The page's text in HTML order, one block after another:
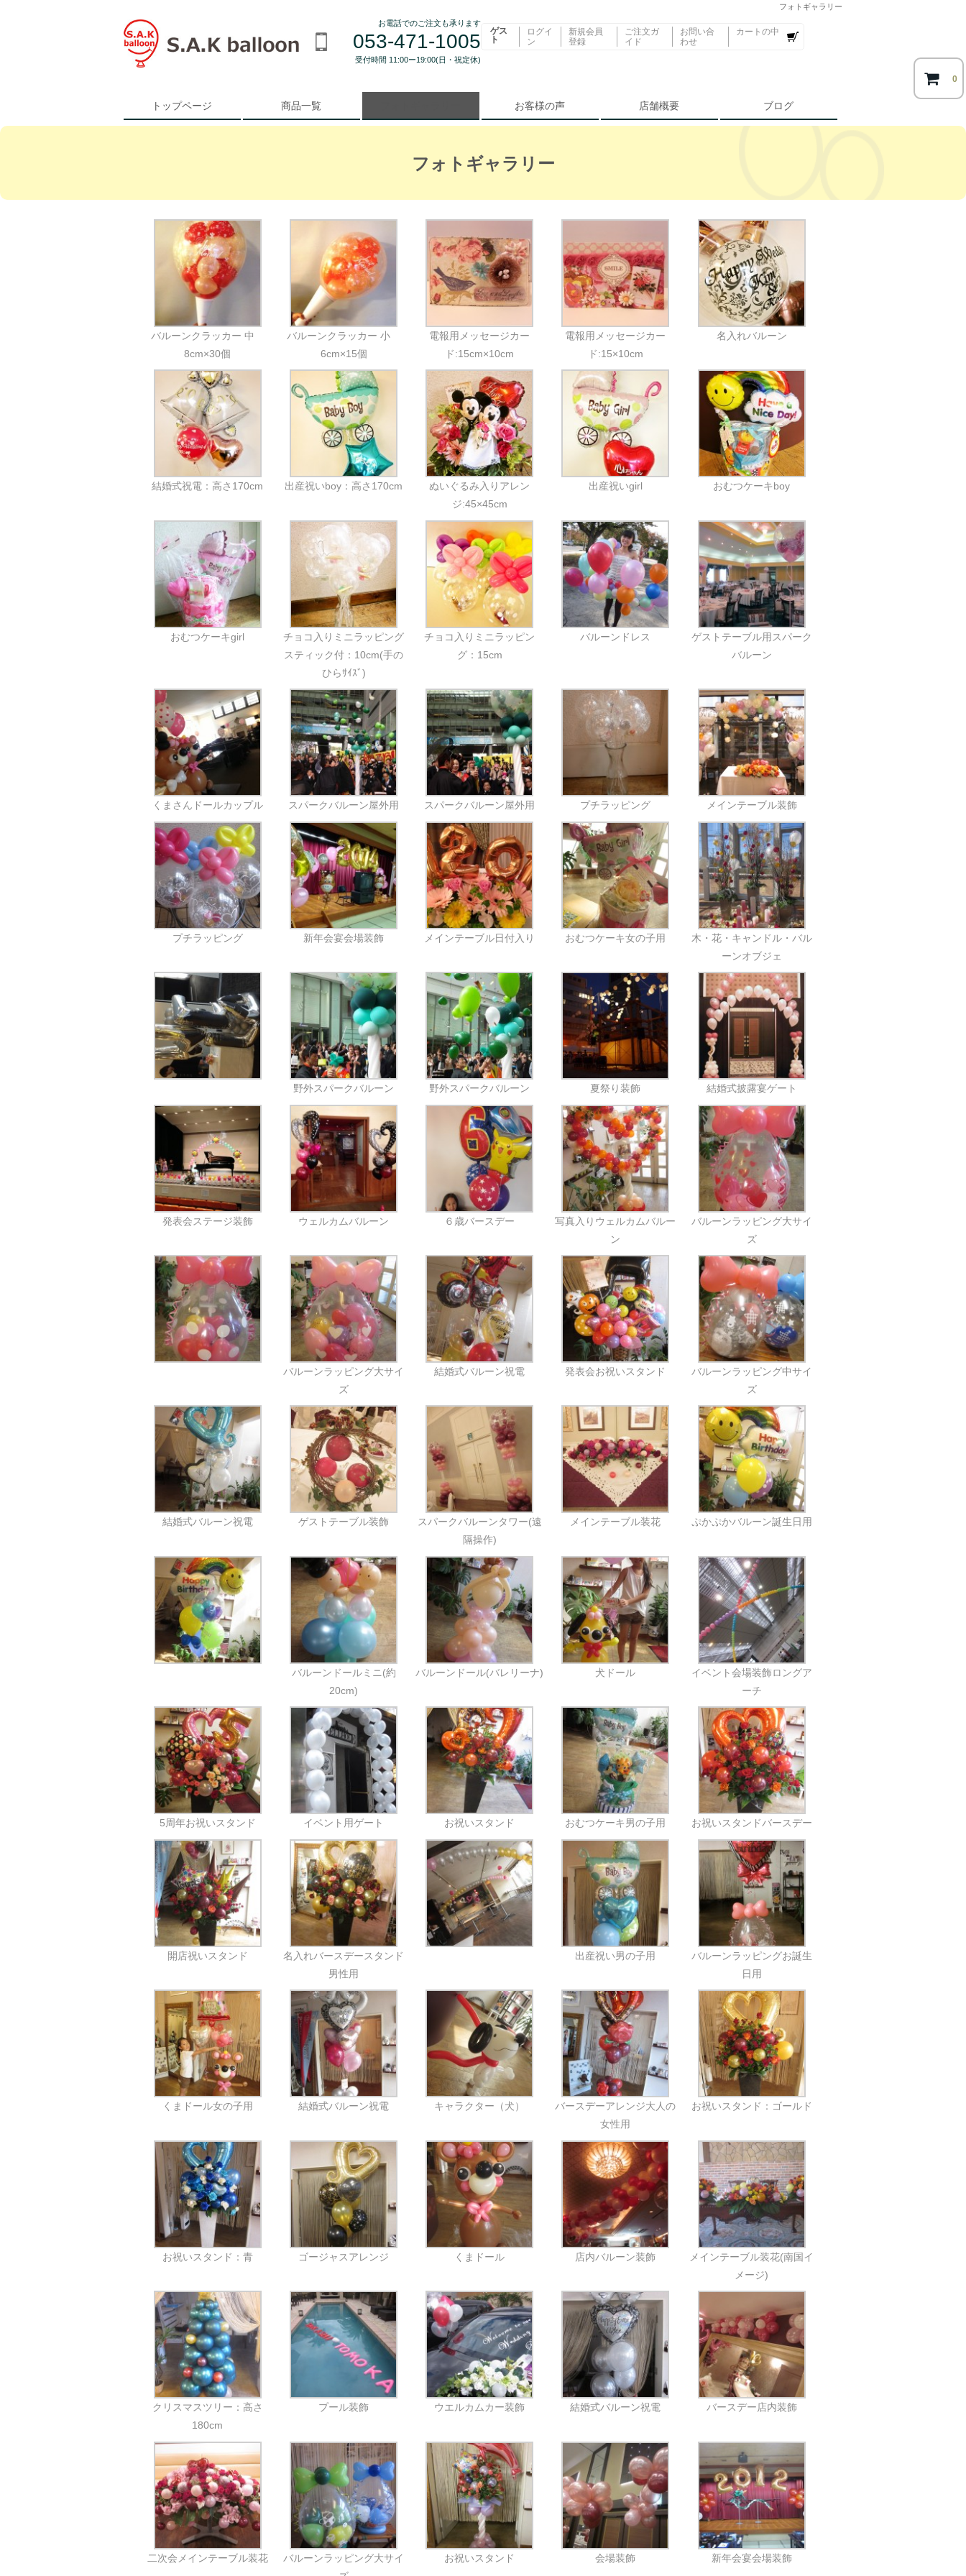
0
フォトギャラリー
お電話でのご注文も承ります
053-471-1005
受付時間 11:00ー19:00(日・祝定休)
ゲス
ト
ログイ
ン
新規会員
登録
ご注文ガ
イド
お問い合
わせ
カートの中
トップページ 商品一覧 お客様の声 店舗概要 ブログ
フォトギャラリー
バルーンクラッカー 中
8cm×30個
バルーンクラッカー 小
6cm×15個
電報用メッセージカー
ド:15cm×10cm
電報用メッセージカー
ド:15×10cm
名入れバルーン
結婚式祝電：高さ170cm 出産祝いboy：高さ170cm
ぬいぐるみ入りアレン
ジ:45×45cm
出産祝いgirl おむつケーキboy
おむつケーキgirl
チョコ入りミニラッピング
スティック付：10cm(手の
ひらｻｲｽﾞ)
チョコ入りミニラッピン
グ：15cm
バルーンドレス
ゲストテーブル用スパーク
バルーン
くまさんドールカップル スパークバルーン屋外用 スパークバルーン屋外用 プチラッピング メインテーブル装飾
プチラッピング 新年会宴会場装飾 メインテーブル日付入り おむつケーキ女の子用
木・花・キャンドル・バル
ーンオブジェ
野外スパークバルーン 野外スパークバルーン 夏祭り装飾 結婚式披露宴ゲート
発表会ステージ装飾 ウェルカムバルーン ６歳バースデー
写真入りウェルカムバルー
ン
バルーンラッピング大サイ
ズ
バルーンラッピング大サイ
ズ
結婚式バルーン祝電 発表会お祝いスタンド
バルーンラッピング中サイ
ズ
結婚式バルーン祝電 ゲストテーブル装飾
スパークバルーンタワー(遠
隔操作)
メインテーブル装花 ぷかぷかバルーン誕生日用
バルーンドールミニ(約
20cm)
バルーンドール(バレリーナ) 犬ドール
イベント会場装飾ロングア
ーチ
5周年お祝いスタンド イベント用ゲート お祝いスタンド おむつケーキ男の子用 お祝いスタンドバースデー
開店祝いスタンド
名入れバースデースタンド
男性用
出産祝い男の子用
バルーンラッピングお誕生
日用
くまドール女の子用 結婚式バルーン祝電 キャラクター（犬）
バースデーアレンジ大人の
女性用
お祝いスタンド：ゴールド
お祝いスタンド：青 ゴージャスアレンジ くまドール 店内バルーン装飾
メインテーブル装花(南国イ
メージ)
クリスマスツリー：高さ
180cm
プール装飾 ウエルカムカー装飾 結婚式バルーン祝電 バースデー店内装飾
二次会メインテーブル装花
バルーンラッピング大サイ
お祝いスタンド 会場装飾 新年会宴会場装飾